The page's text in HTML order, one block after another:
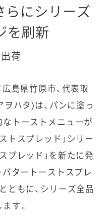
らにシリーズ
を刷新
荷
島県竹原市、代表取
ヲハタ)は、パンに塗っ
トーストメニューが
トスプレッド」シリー
プレッド」を新たに発
バタートーストスプレ
ともに、シリーズ全品
す。